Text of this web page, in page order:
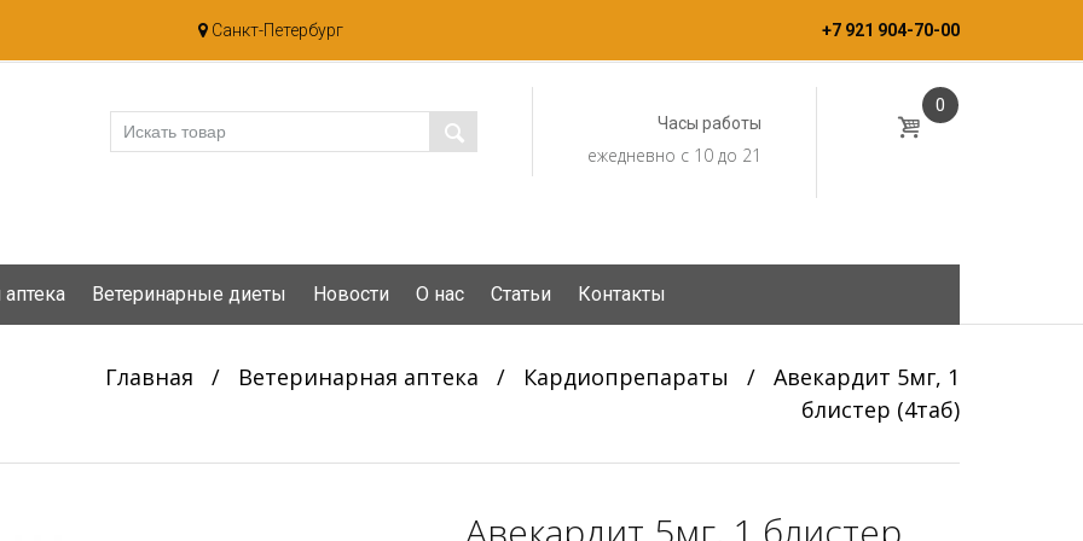
Санкт-Петербург +7 921 904-70-00
Часы работы
ежедневно с 10 до 21
0
Ветеринарные диеты Новости О нас Статьи Контакты
Главная / Ветеринарная аптека / Кардиопрепараты /
Авекардит 5мг, 1
блистер (4таб)